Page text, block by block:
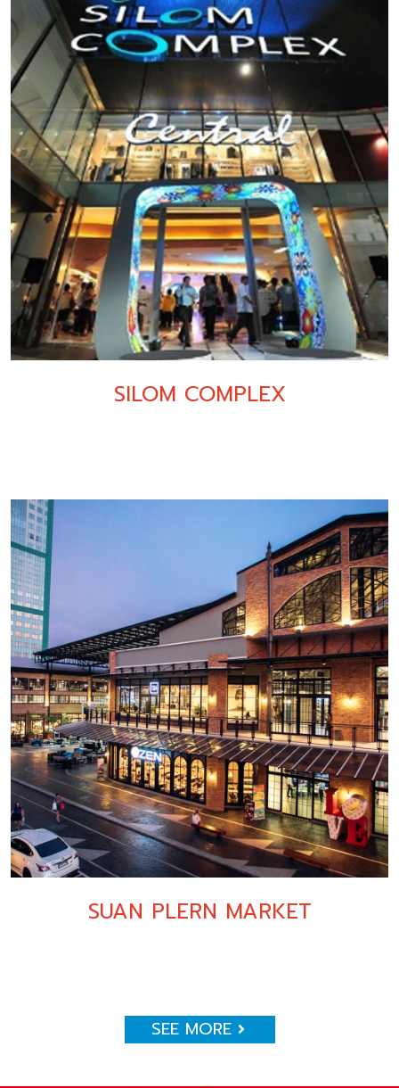
SILOM COMPLEX
SUAN PLERN MARKET
SEE MORE